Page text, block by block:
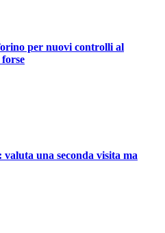
per nuovi controlli al
una seconda visita ma